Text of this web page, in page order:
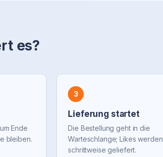
es?
Ende
bleiben.
3
Lieferung startet
Die Bestellung geht in die
Warteschlange; Likes werden
schrittweise geliefert.